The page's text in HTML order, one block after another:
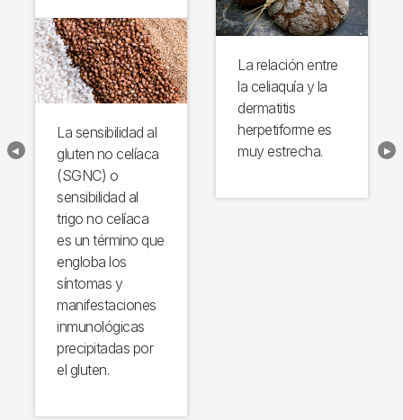
La sensibilidad al
gluten no celíaca
(SGNC) o
sensibilidad al
trigo no celíaca
es un término que
engloba los
síntomas y
manifestaciones
inmunológicas
precipitadas por
el gluten.
La relación entre
la celiaquía y la
dermatitis
herpetiforme es
muy estrecha.